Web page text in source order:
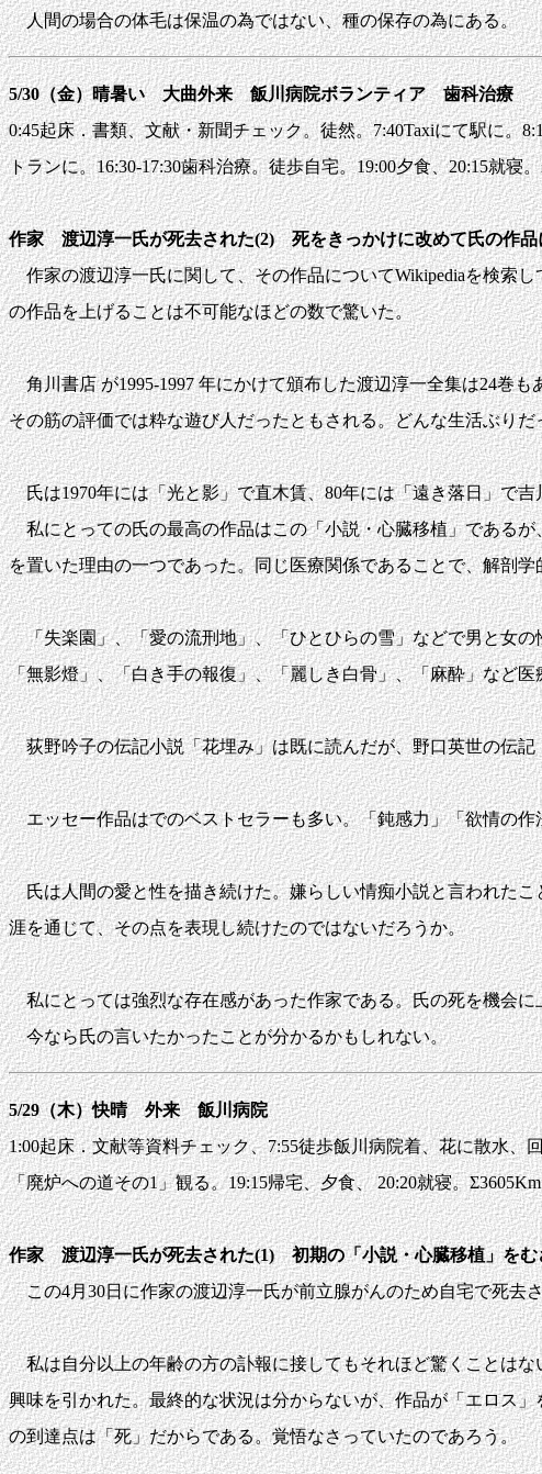
人間の場合の体毛は保温の為ではない、種の保存の為にある。
5/30（金）晴暑い 大曲外来 飯川病院ボランティア 歯科治療
0:45起床．書類、文献・新聞チェック。徒然。7:40Taxiにて駅に。
トランに。16:30-17:30歯科治療。徒歩自宅。19:00夕食、20:15就寝
作家 渡辺淳一氏が死去された(2) 死をきっかけに改めて氏の作品
作家の渡辺淳一氏に関して、その作品についてWikipediaを検索
の作品を上げることは不可能なほどの数で驚いた。
角川書店 が1995-1997 年にかけて頒布した渡辺淳一全集は24巻
その筋の評価では粋な遊び人だったともされる。どんな生活ぶり
氏は1970年には「光と影」で直木賃、80年には「遠き落日」で吉
私にとっての氏の最高の作品はこの「小説・心臓移植」であるが
を置いた理由の一つであった。同じ医療関係であることで、解剖
「失楽園」、「愛の流刑地」、「ひとひらの雪」などで男と女の
「無影燈」、「白き手の報復」、「麗しき白骨」、「麻酔」など
荻野吟子の伝記小説「花埋み」は既に読んだが、野口英世の伝記
エッセー作品はでのベストセラーも多い。「鈍感力」「欲情の作
氏は人間の愛と性を描き続けた。嫌らしい情痴小説と言われたこ
涯を通じて、その点を表現し続けたのではないだろうか。
私にとっては強烈な存在感があった作家である。氏の死を機会に
今なら氏の言いたかったことが分かるかもしれない。
5/29（木）快晴 外来 飯川病院
1:00起床．文献等資料チェック、7:55徒歩飯川病院着、花に散水
「廃炉への道その1」観る。19:15帰宅、夕食、 20:20就寝。
作家 渡辺淳一氏が死去された(1) 初期の「小説・心臓移植」をむ
この4月30日に作家の渡辺淳一氏が前立腺がんのため自宅で死去
私は自分以上の年齢の方の訃報に接してもそれほど驚くことはな
興味を引かれた。最終的な状況は分からないが、作品が「エロス
の到達点は「死」だからである。覚悟なさっていたのであろう。